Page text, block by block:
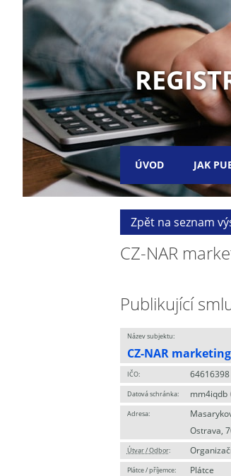
ÚVOD JAK
Zpět na seznam
CZ-NAR
Publikující
Název subjektu:
CZ-NAR marketing
IČO: 64616398
Datová schránka: mm4iqdb
Adresa:
Ostrava,
Útvar / Odbor:
Plátce / příjemce: Plátce